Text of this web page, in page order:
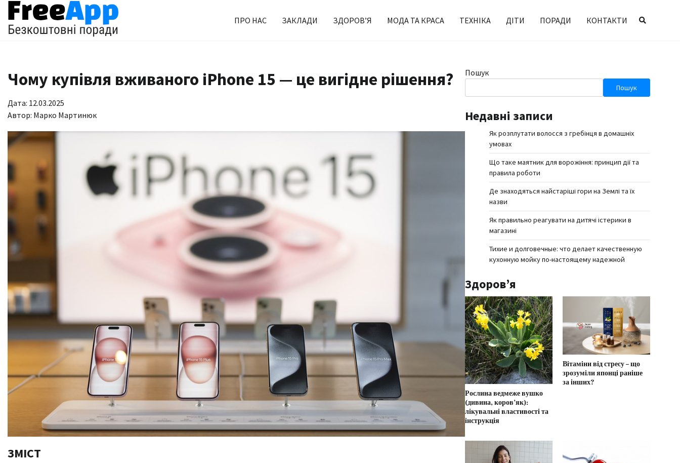
Перейти
до
вмісту
ПРО НАС ЗАКЛАДИ ЗДОРОВ’Я МОДА ТА КРАСА ТЕХНІКА ДІТИ ПОРАДИ КОНТАКТИ
Чому купівля вживаного iPhone 15 — це вигідне рішення?
Дата: 12.03.2025
Автор: Марко Мартинюк
ЗМІСТ
Пошук
Пошук
Недавні записи
Як розплутати волосся з гребінця в домашніх
умовах
Що таке маятник для ворожіння: принцип дії та
правила роботи
Де знаходяться найстаріші гори на Землі та їх
назви
Як правильно реагувати на дитячі істерики в
магазині
Тихие и долговечные: что делает качественную
кухонную мойку по-настоящему надежной
Здоров’я
Рослина ведмеже вушко
(дивина, коров’як):
лікувальні властивості та
інструкція
Вітаміни від стресу – що
зрозуміли японці раніше
за інших?